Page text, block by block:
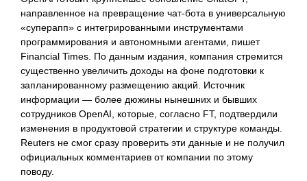
направленное на превращение чат-бота в универсальную
«суперапп» с интегрированными инструментами
программирования и автономными агентами, пишет
Financial Times. По данным издания, компания стремится
существенно увеличить доходы на фоне подготовки к
запланированному размещению акций. Источник
информации — более дюжины нынешних и бывших
сотрудников OpenAI, которые, согласно FT, подтвердили
изменения в продуктовой стратегии и структуре команды.
Reuters не смог сразу проверить эти данные и не получил
официальных комментариев от компании по этому
поводу.